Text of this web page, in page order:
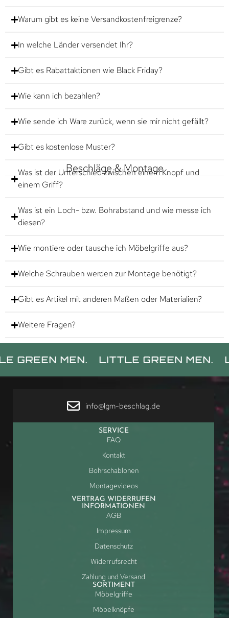
Warum gibt es keine Versandkostenfreigrenze?
In welche Länder versendet Ihr?
Gibt es Rabattaktionen wie Black Friday?
Wie kann ich bezahlen?
Wie sende ich Ware zurück, wenn sie mir nicht gefällt?
Gibt es kostenlose Muster?
Beschläge & Montage
Was ist der Unterschied zwischen einem Knopf und
einem Griff?
Was ist ein Loch- bzw. Bohrabstand und wie messe ich
diesen?
Wie montiere oder tausche ich Möbelgriffe aus?
Welche Schrauben werden zur Montage benötigt?
Gibt es Artikel mit anderen Maßen oder Materialien?
Weitere Fragen?
MEN. LITTLE GREEN MEN. LITTLE
info@lgm-beschlag.de
SERVICE
FAQ
Kontakt
Bohrschablonen
Montagevideos
VERTRAG WIDERRUFEN
INFORMATIONEN
AGB
Impressum
Datenschutz
Widerrufsrecht
Zahlung und Versand
SORTIMENT
Möbelgriffe
Möbelknöpfe